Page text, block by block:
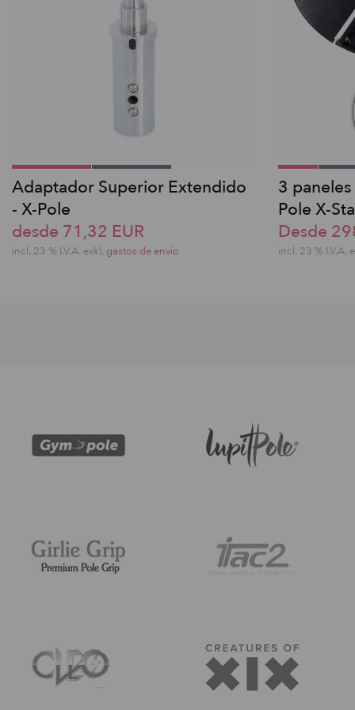
Adaptador Superior Extendido
- X-Pole
desde 71,32 EUR
incl. 23 % I.V.A. exkl. gastos de envio
3
Pole X-
Desde
incl. 23 % I.V.A.